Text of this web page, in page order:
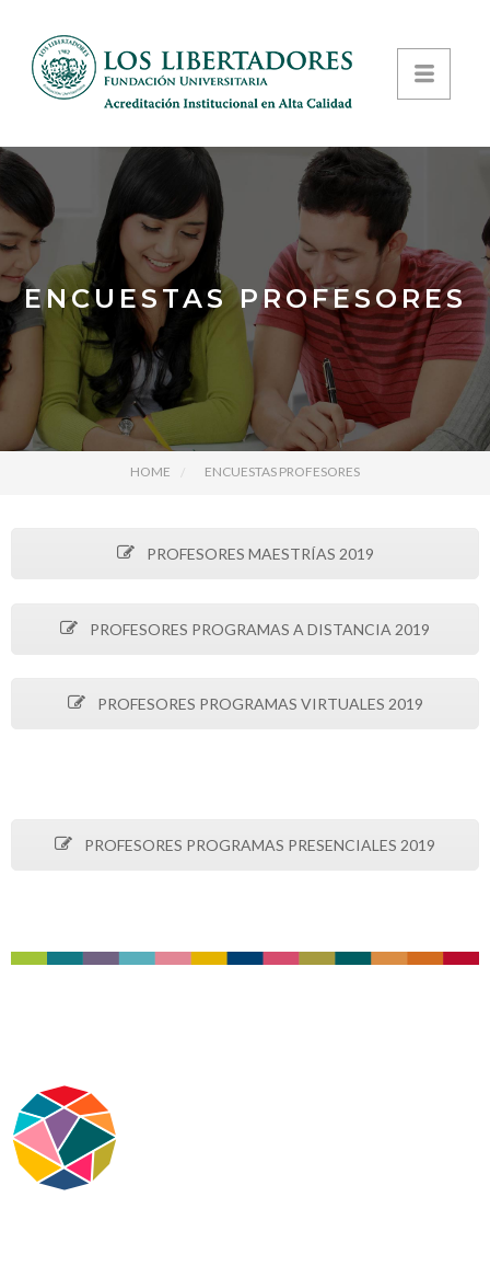
ENCUESTAS PROFESORES
HOME ENCUESTAS PROFESORES
PROFESORES MAESTRÍAS 2019
PROFESORES PROGRAMAS A DISTANCIA 2019
PROFESORES PROGRAMAS VIRTUALES 2019
PROFESORES PROGRAMAS PRESENCIALES 2019